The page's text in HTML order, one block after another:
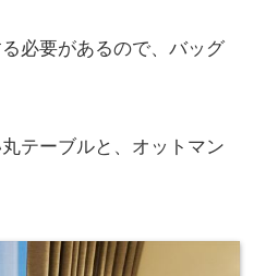
必要があるので、バッグ
テーブルと、オットマン